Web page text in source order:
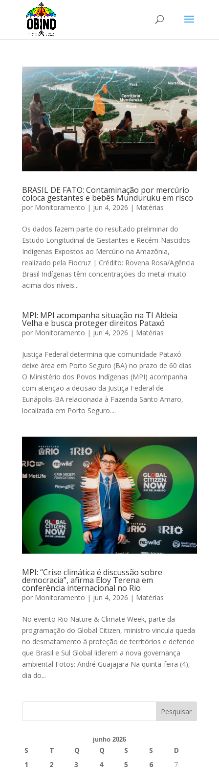
BRASIL DE FATO: Contaminação por mercúrio
coloca gestantes e bebês Munduruku em risco
por Monitoramento | jun 4, 2026 | Matérias
Os dados fazem parte do resultado preliminar do
Estudo Longitudinal de Gestantes e Recém-Nascidos
Indígenas Expostos ao Mercúrio na Amazônia,
realizado pela Fiocruz | Crédito: Rovena Rosa/Agência
Brasil Indígenas têm concentrações do metal muito
acima dos níveis...
MPI: MPI acompanha situação na TI Aldeia
Velha e busca proteger direitos Pataxó
por Monitoramento | jun 4, 2026 | Matérias
Justiça Federal determina que comunidade Pataxó
deixe área em Porto Seguro (BA) no prazo de 60 dias
O Ministério dos Povos Indígenas (MPI) acompanha
com atenção a decisão da Justiça Federal de
Eunápolis-BA relacionada à Fazenda Santo Amaro,
localizada em Porto Seguro....
MPI: “Crise climática é discussão sobre
democracia”, afirma Eloy Terena em
conferência internacional no Rio
por Monitoramento | jun 4, 2026 | Matérias
No evento Rio Nature & Climate Week, parte da
programação do Global Citizen, ministro vincula queda
no desmatamento à proteção de territórios e defende
que Brasil e Sul Global liderem a nova governança
ambiental Fotos: André Guajajara Na quinta-feira (4),
dia do...
junho 2026
S T Q Q S S
D
1
2 3 4 5 6
7